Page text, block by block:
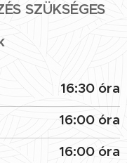
SZÜKSÉGES
16:30 óra
16:00 óra
16:00 óra